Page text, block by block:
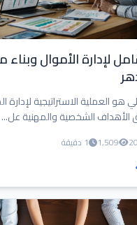
لإدارة الأموال
هو العملية الاستراتيجية لإدارة
الشخصية والمهنية عل...
1,509 1 دقيقة